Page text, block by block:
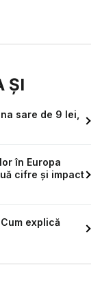
ȘI
sare de 9 lei,
în Europa
cifre și impact
explică